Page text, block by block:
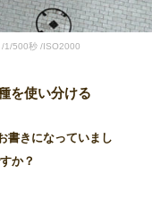
1/500秒 /ISO2000
を使い分ける
書きになっていまし
か？